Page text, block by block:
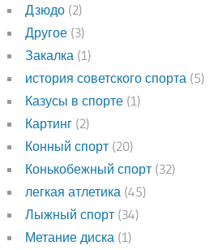
Дзюдо (2)
Другое (3)
Закалка (1)
история советского спорта (5)
Казусы в спорте (1)
Картинг (2)
Конный спорт (20)
Конькобежный спорт (32)
легкая атлетика (45)
Лыжный спорт (34)
Метание диска (1)